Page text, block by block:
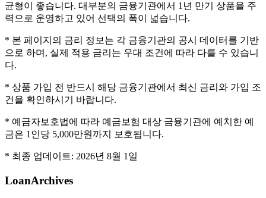
균형이 좋습니다. 대부분의 금융기관에서 1년 만기 상품을 주
력으로 운영하고 있어 선택의 폭이 넓습니다.
* 본 페이지의 금리 정보는 각 금융기관의 공시 데이터를 기반
으로 하며, 실제 적용 금리는 우대 조건에 따라 다를 수 있습니
다.
* 상품 가입 전 반드시 해당 금융기관에서 최신 금리와 가입 조
건을 확인하시기 바랍니다.
* 예금자보호법에 따라 예금보험 대상 금융기관에 예치한 예
금은 1인당 5,000만원까지 보호됩니다.
* 최종 업데이트: 2026년 8월 1일
LoanArchives